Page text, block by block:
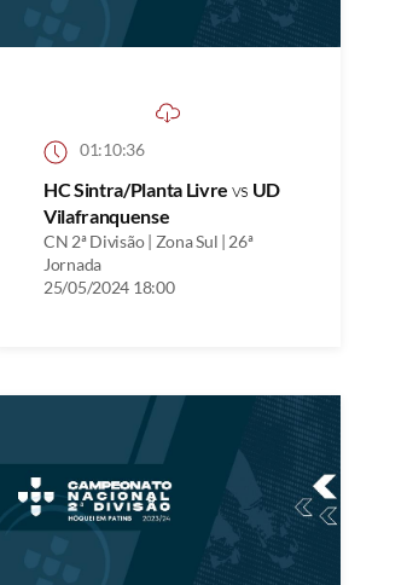
01:10:36
HC Sintra/Planta Livre vs UD
Vilafranquense
CN 2ª Divisão | Zona Sul | 26ª
Jornada
25/05/2024 18:00